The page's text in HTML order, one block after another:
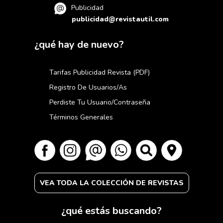
Publicidad
publicidad@revistautil.com
¿qué hay de nuevo?
Tarifas Publicidad Revista (PDF)
Registro De Usuarios/as
Perdiste Tu Usuario/contraseña
Términos Generales
VEA TODA LA COLECCIÓN DE REVISTAS
¿qué estás buscando?